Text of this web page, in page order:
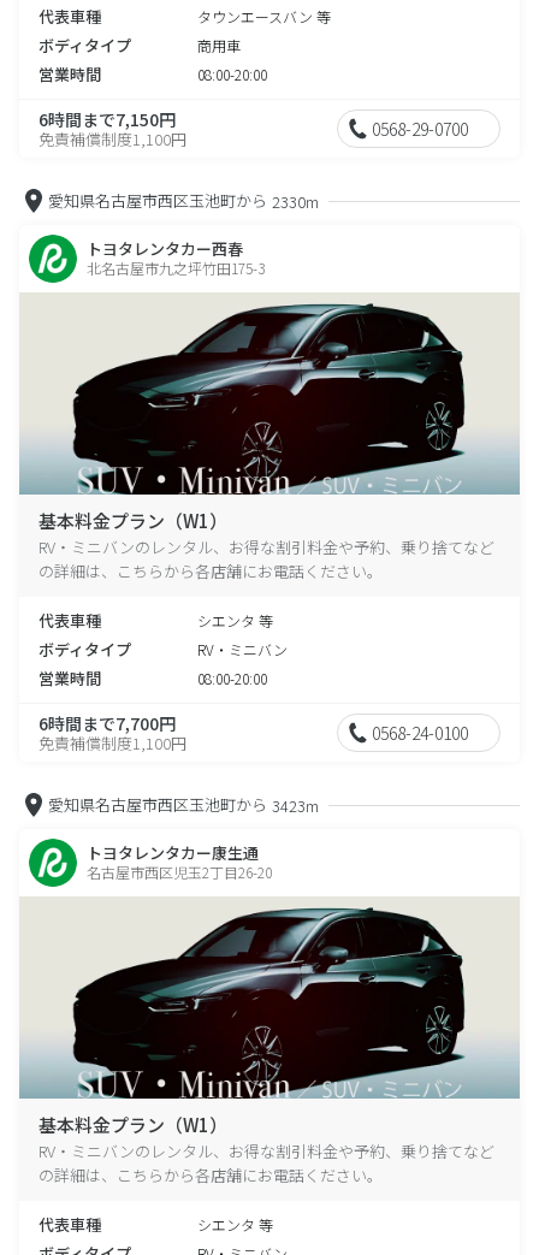
代表車種 タウンエースバン 等
ボディタイプ 商用車
営業時間 08:00-20:00
6時間まで7,150円
免責補償制度1,100円 0568-29-0700
愛知県名古屋市西区玉池町から 2330m
トヨタレンタカー西春
北名古屋市九之坪竹田175-3
基本料金プラン（W1）
RV・ミニバンのレンタル、お得な割引料金や予約、乗り捨てなど
の詳細は、こちらから各店舗にお電話ください。
代表車種 シエンタ 等
ボディタイプ RV・ミニバン
営業時間 08:00-20:00
6時間まで7,700円
免責補償制度1,100円 0568-24-0100
愛知県名古屋市西区玉池町から 3423m
トヨタレンタカー康生通
名古屋市西区児玉2丁目26-20
基本料金プラン（W1）
RV・ミニバンのレンタル、お得な割引料金や予約、乗り捨てなど
の詳細は、こちらから各店舗にお電話ください。
代表車種 シエンタ 等